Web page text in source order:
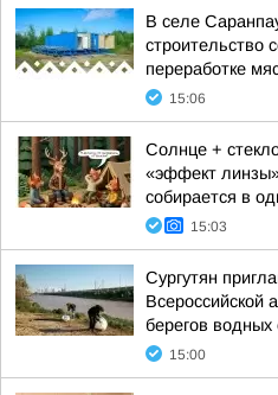
В селе
строительство
переработке
15:06
Солнце +
«эффект
собирается в
15:03
Сургутян
Всероссийской
берегов
15:00